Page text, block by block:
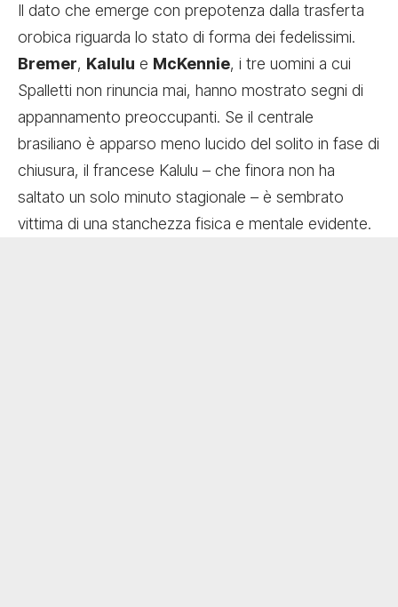
Il dato che emerge con prepotenza dalla trasferta
orobica riguarda lo stato di forma dei fedelissimi.
Bremer, Kalulu e McKennie, i tre uomini a cui
Spalletti non rinuncia mai, hanno mostrato segni di
appannamento preoccupanti. Se il centrale
brasiliano è apparso meno lucido del solito in fase di
chiusura, il francese Kalulu – che finora non ha
saltato un solo minuto stagionale – è sembrato
vittima di una stanchezza fisica e mentale evidente.